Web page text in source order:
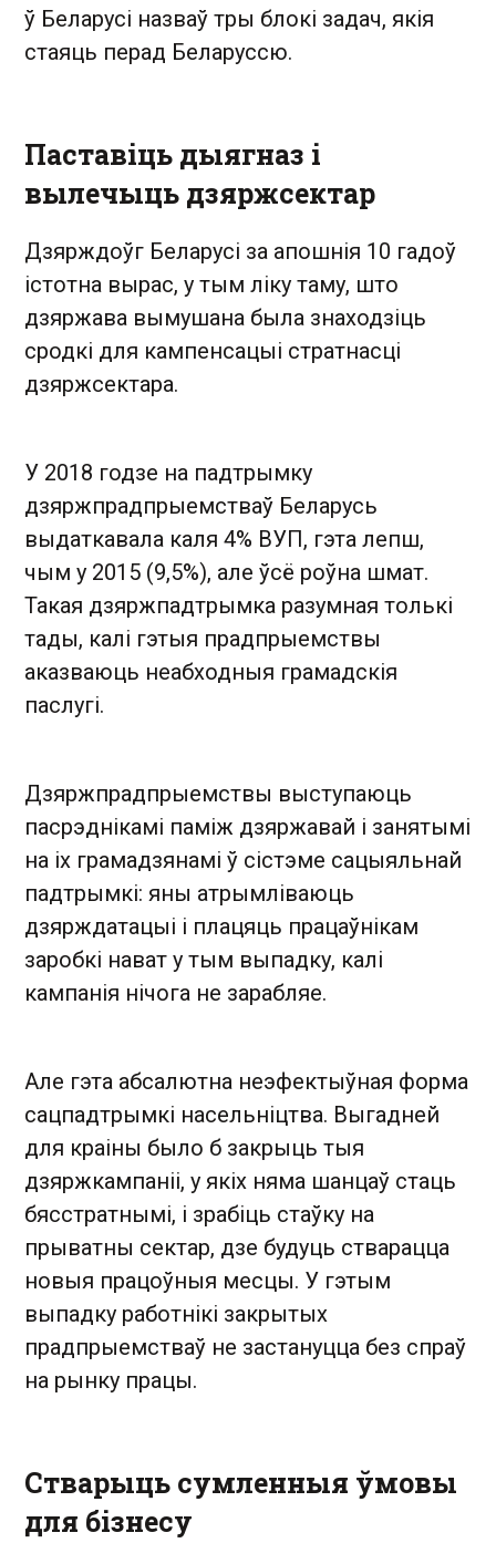
ў Беларусі назваў тры блокі задач, якія
стаяць перад Беларуссю.
Паставіць дыягназ і
вылечыць дзяржсектар
Дзярждоўг Беларусі за апошнія 10 гадоў
істотна вырас, у тым ліку таму, што
дзяржава вымушана была знаходзіць
сродкі для кампенсацыі стратнасці
дзяржсектара.
У 2018 годзе на падтрымку
дзяржпрадпрыемстваў Беларусь
выдаткавала каля 4% ВУП, гэта лепш,
чым у 2015 (9,5%), але ўсё роўна шмат.
Такая дзяржпадтрымка разумная толькі
тады, калі гэтыя прадпрыемствы
аказваюць неабходныя грамадскія
паслугі.
Дзяржпрадпрыемствы выступаюць
пасрэднікамі паміж дзяржавай і занятымі
на іх грамадзянамі ў сістэме сацыяльнай
падтрымкі: яны атрымліваюць
дзярждатацыі і плацяць працаўнікам
заробкі нават у тым выпадку, калі
кампанія нічога не зарабляе.
Але гэта абсалютна неэфектыўная форма
сацпадтрымкі насельніцтва. Выгадней
для краіны было б закрыць тыя
дзяржкампаніі, у якіх няма шанцаў стаць
бясстратнымі, і зрабіць стаўку на
прыватны сектар, дзе будуць стварацца
новыя працоўныя месцы. У гэтым
выпадку работнікі закрытых
прадпрыемстваў не застануцца без спраў
на рынку працы.
Стварыць сумленныя ўмовы
для бізнесу